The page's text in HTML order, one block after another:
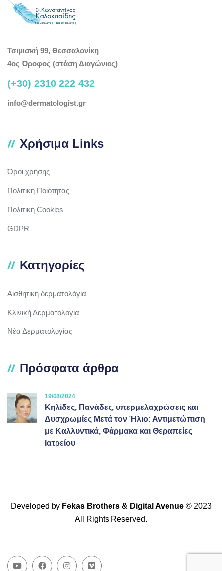
Τσιμισκή 99, Θεσσαλονίκη
4ος Όροφος (στάση Διαγώνιος)
(+30) 2310 222 432
info@dermatologist.gr
Χρήσιμα Links
Όροι χρήσης
Πολιτική Ποιότητας
Πολιτική Cookies
GDPR
Κατηγορίες
Αισθητική δερματολόγια
Κλινική Δερματολογία
Νέα Δερματολογίας
Πρόσφατα άρθρα
19/08/2024
Κηλίδες, Πανάδες, υπερμελαχρώσεις και
Δυσχρωμίες Μετά τον Ήλιο: Αντιμετώπιση
με Καλλυντικά, Φάρμακα και Θεραπείες
Ιατρείου
Developed by Fekas Brothers& Digital Avenue© 2023
All Rights Reserved.